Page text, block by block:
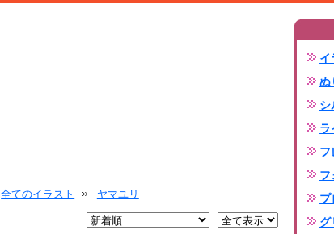
全てのイラスト ヤマユリ
イ
ぬ
シ
ラ
フ
フ
プ
グ